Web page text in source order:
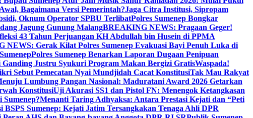
Bagaimana Versi Pemerintah?Jaga Citra Institusi, Sipropam
Oknum Operator SPBU TerlibatPolres Sumenep Bongkar
Jagung Gunung MalangBREAKING NEWS: Pragaan Geger!
43 Tahun Perjuangan KH Abdullah bin Husein di PPMA
NEWS: Gerak Kilat Polres Sumenep Evakuasi Bayi Penuh Luka di
Polres Sumenep Benarkan Laporan Dugaan Penipuan
Justru Syukuri Program Makan Bergizi GratisWaspada!
Sebut Pemecatan Nyai Mundjidah Cacat KonstitusiTak Mau Rakyat
Lumbung Pangan Nasional: Maduratani Award 2026 Getarkan
KonstitusiUji Akurasi SS1 dan Pistol FN: Menengok Ketangkasan
Menanti Taring Adhyaksa: Antara Prestasi Kejati dan “Peti
BSPS Sumenep: Kejati Jatim Tersangkakan Tenaga Ahli DPR